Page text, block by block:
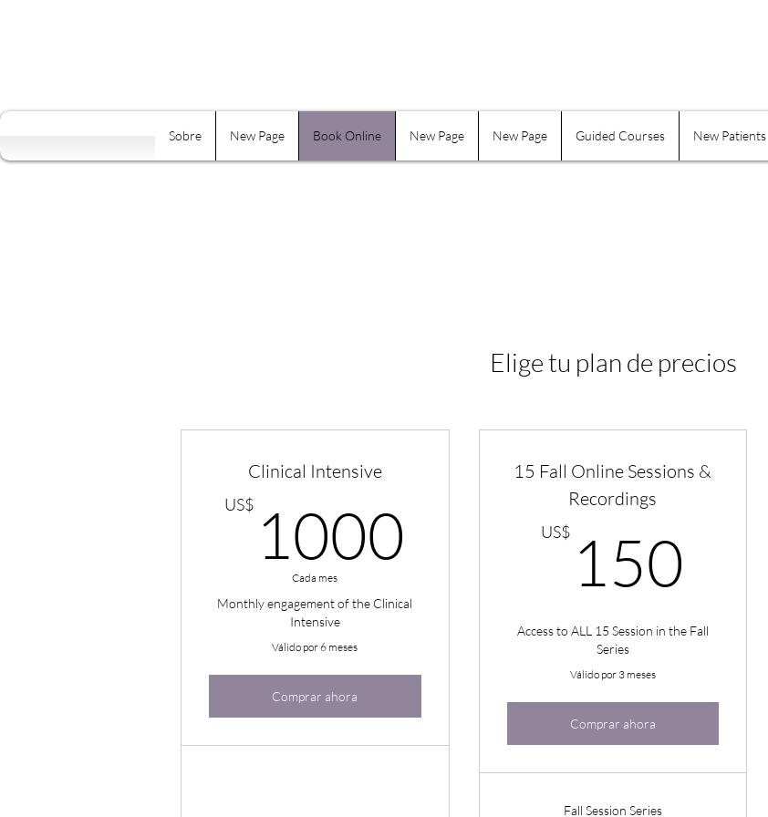
Sobre New Page Book Online New Page New Page Guided Courses New Patients
Elige tu plan de precios
Clinical Intensive
US$ 1000 1000US$
Cada mes
Monthly engagement of the Clinical
Intensive
Válido por 6 meses
Comprar ahora
15 Fall Online Sessions &
Recordings
US$ 150
Access to ALL 15 Session in the Fall
Series
Válido por 3 meses
Comprar ahora
Fall Session Series